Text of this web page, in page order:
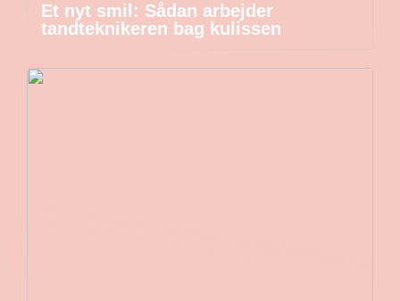
Et nyt smil: Sådan arbejder
tandteknikeren bag kulissen